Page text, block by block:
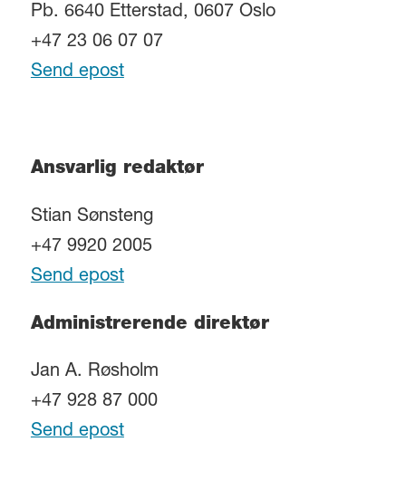
Pb. 6640 Etterstad, 0607 Oslo
+47 23 06 07 07
Send epost
Ansvarlig redaktør
Stian Sønsteng
+47 9920 2005
Send epost
Administrerende direktør
Jan A. Røsholm
+47 928 87 000
Send epost